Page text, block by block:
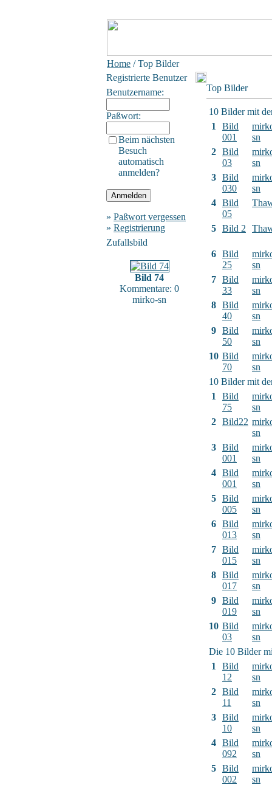
Home / Top Bilder
Registrierte Benutzer
Benutzername:
Paßwort:
Beim nächsten
Besuch
automatisch
anmelden?
» Paßwort vergessen
» Registrierung
Zufallsbild
Bild 74
Kommentare: 0
mirko-sn
Top Bilder
10 Bilder mit
1
Bild
001
sn
2 Bild
03
sn
3 Bild
030
sn
4 Bild
05
5 Bild 2
6 Bild
25
sn
7 Bild
33
sn
8 Bild
40
sn
9 Bild
50
sn
10 Bild
70
sn
10 Bilder mit
1
Bild
75
sn
2 Bild22
sn
3 Bild
001
sn
4 Bild
001
sn
5 Bild
005
sn
6 Bild
013
sn
7 Bild
015
sn
8 Bild
017
sn
9 Bild
019
sn
10 Bild
03
sn
Die 10 Bilder
1
Bild
12
sn
2 Bild
11
sn
3 Bild
10
sn
4 Bild
092
sn
5 Bild
002
sn